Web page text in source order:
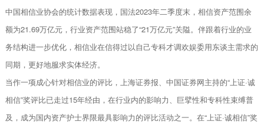
中国相信业协会的统计数据表现，国法2023年二季度末，相信资产范围余
额为21.69万亿元，行业资产范围站稳了“21万亿元”关隘。伴跟着行业的业
务结构进一步优化，相信业在信得过以自己专科才调欢娱委用东谈主需求的
同期，更好地服求实体经济。
当作一项成心针对相信业的评比，上海证券报、中国证券网主持的“上证·诚
相信”奖评比已走过15年经由，在行业内的影响力、巨擘性和专科性束缚普
及，成为国内资产护士界限最具影响力的评比活动之一。在“上证·诚相信”奖